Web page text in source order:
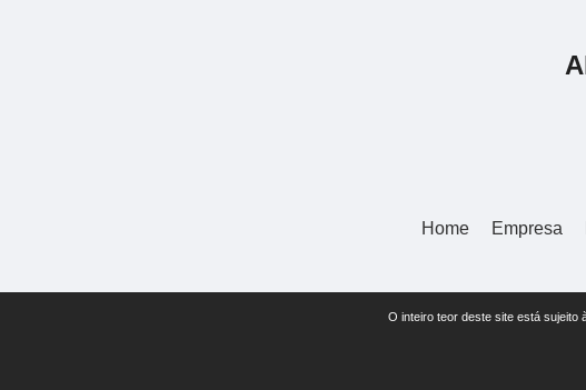
Home Empresa
O inteiro teor deste site está sujeito